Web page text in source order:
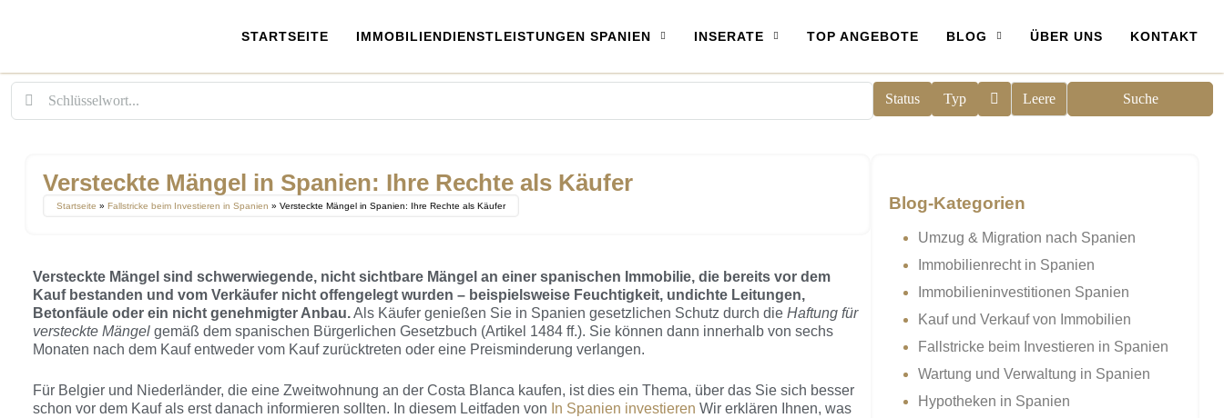
STARTSEITE IMMOBILIENDIENSTLEISTUNGEN SPANIEN INSERATE TOP ANGEBOTE BLOG ÜBER UNS KONTAKT
Status Typ Leere Suche
Versteckte Mängel in Spanien: Ihre Rechte als Käufer
Startseite » Fallstricke beim Investieren in Spanien » Versteckte Mängel in Spanien: Ihre Rechte als Käufer
Versteckte Mängel sind schwerwiegende, nicht sichtbare Mängel an einer spanischen Immobilie, die bereits vor dem
Kauf bestanden und vom Verkäufer nicht offengelegt wurden – beispielsweise Feuchtigkeit, undichte Leitungen,
Betonfäule oder ein nicht genehmigter Anbau.Als Käufer genießen Sie in Spanien gesetzlichen Schutz durch dieHaftung für
versteckte Mängel gemäß dem spanischen Bürgerlichen Gesetzbuch (Artikel 1484 ff.). Sie können dann innerhalb von sechs
Monaten nach dem Kauf entweder vom Kauf zurücktreten oder eine Preisminderung verlangen.
Für Belgier und Niederländer, die eine Zweitwohnung an der Costa Blanca kaufen, ist dies ein Thema, über das Sie sich besser
schon vor dem Kauf als erst danach informieren sollten. In diesem Leitfaden von In Spanien investieren Wir erklären Ihnen, was
Blog-Kategorien
Umzug & Migration nach Spanien
Immobilienrecht in Spanien
Immobilieninvestitionen Spanien
Kauf und Verkauf von Immobilien
Fallstricke beim Investieren in Spanien
Wartung und Verwaltung in Spanien
Hypotheken in Spanien